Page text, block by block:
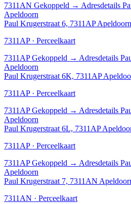
7311AN Gekoppeld → Adresdetails
Apeldoorn
Paul Krugerstraat 6, 7311AP Apeldoorn
7311AP · Perceelkaart
7311AP Gekoppeld → Adresdetails
Apeldoorn
Paul Krugerstraat 6K, 7311AP
7311AP · Perceelkaart
7311AP Gekoppeld → Adresdetails
Apeldoorn
Paul Krugerstraat 6L, 7311AP
7311AP · Perceelkaart
7311AP Gekoppeld → Adresdetails
Apeldoorn
Paul Krugerstraat 7, 7311AN
7311AN · Perceelkaart